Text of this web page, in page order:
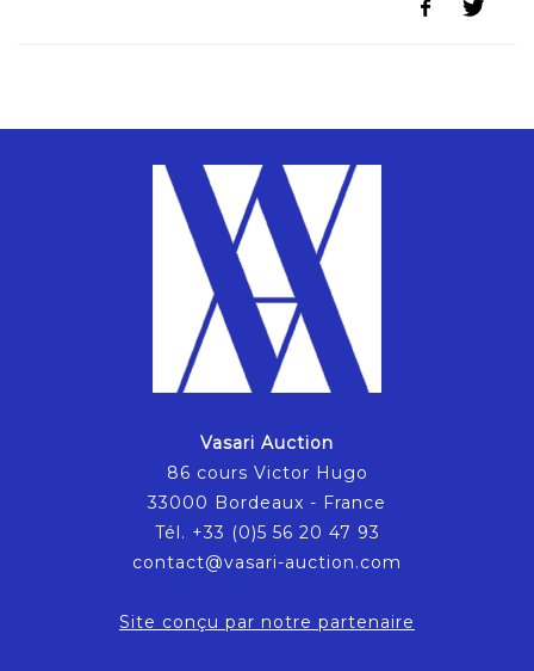
Vasari Auction
86 cours Victor Hugo
33000 Bordeaux - France
Tél. +33 (0)5 56 20 47 93
contact@vasari-auction.com
Site conçu par notre partenaire